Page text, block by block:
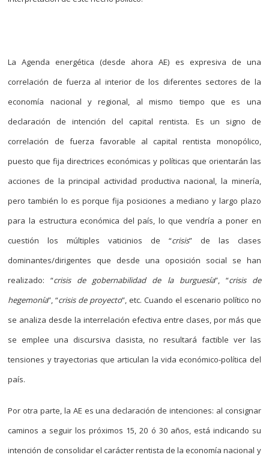
La Agenda energética (desde ahora AE) es expresiva de una
correlación de fuerza al interior de los diferentes sectores de la
economía nacional y regional, al mismo tiempo que es una
declaración de intención del capital rentista. Es un signo de
correlación de fuerza favorable al capital rentista monopólico,
puesto que fija directrices económicas y políticas que orientarán las
acciones de la principal actividad productiva nacional, la minería,
pero también lo es porque fija posiciones a mediano y largo plazo
para la estructura económica del país, lo que vendría a poner en
cuestión los múltiples vaticinios de “crisis” de las clases
dominantes/dirigentes que desde una oposición social se han
realizado: “crisis de gobernabilidad de la burguesía”, “crisis de
hegemonía”, “crisis de proyecto”, etc. Cuando el escenario político no
se analiza desde la interrelación efectiva entre clases, por más que
se emplee una discursiva clasista, no resultará factible ver las
tensiones y trayectorias que articulan la vida económico-política del
país.
Por otra parte, la AE es una declaración de intenciones: al consignar
caminos a seguir los próximos 15, 20 ó 30 años, está indicando su
intención de consolidar el carácter rentista de la economía nacional y